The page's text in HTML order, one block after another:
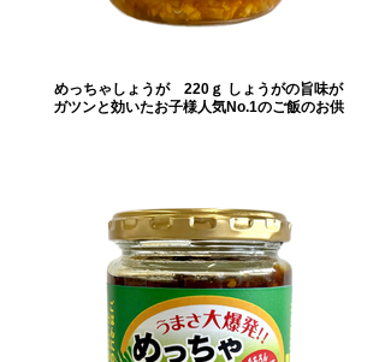
めっちゃしょうが 220ｇ しょうがの旨味が
ガツンと効いたお子様人気No.1のご飯のお供